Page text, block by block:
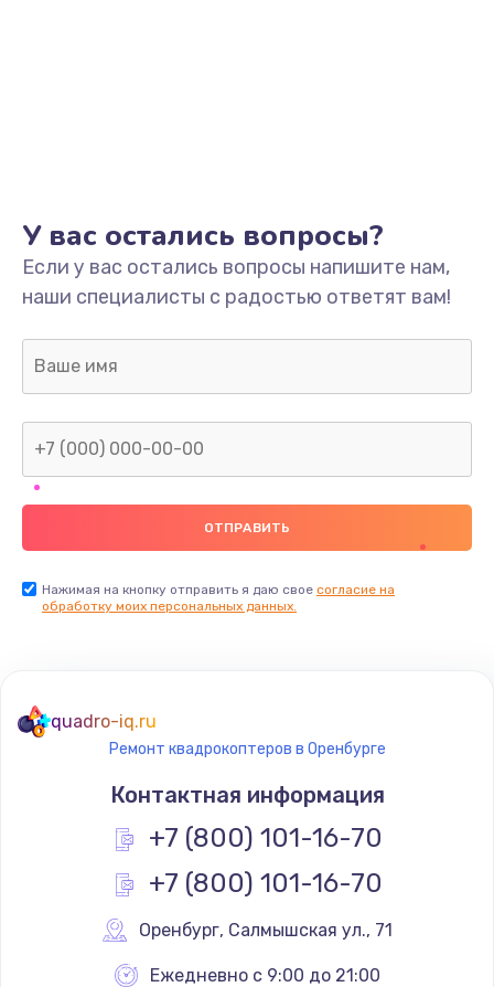
У вас остались вопросы?
Если у вас остались вопросы напишите нам,
наши специалисты с радостью ответят вам!
Нажимая на кнопку отправить я даю свое согласие на
обработку моих персональных данных.
quadro-iq.ru
Ремонт квадрокоптеров в Оренбурге
Контактная информация
+7 (800) 101-16-70
+7 (800) 101-16-70
Оренбург, Салмышская ул., 71
Ежедневно с 9:00 до 21:00